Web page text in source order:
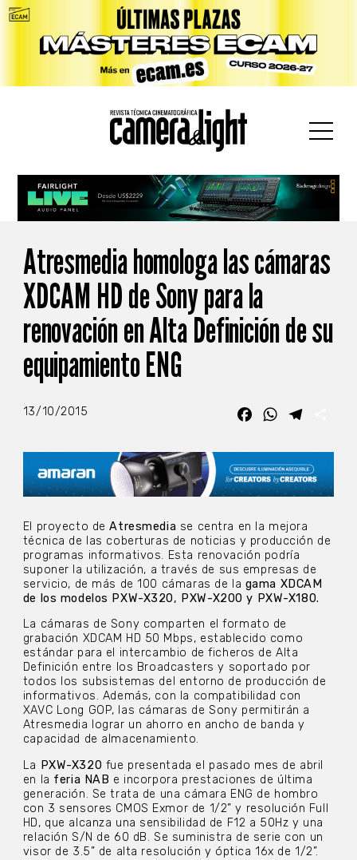
Atresmedia homologa las cámaras
XDCAM HD de Sony para la
renovación en Alta Definición de su
equipamiento ENG
13/10/2015 FacebookWhatsApp
El proyecto deAtresmedia se centra en la mejora
técnica de las coberturas de noticias y producción de
programas informativos. Esta renovación podría
suponer la utilización, a través de sus empresas de
servicio, de más de 100 cámaras de la gama XDCAM
de los modelos PXW-X320, PXW-X200 y PXW-X180.
La cámaras de Sony comparten el formato de
grabación XDCAM HD 50 Mbps, establecido como
estándar para el intercambio de ficheros de Alta
Definición entre los Broadcasters y soportado por
todos los subsistemas del entorno de producción de
informativos. Además, con la compatibilidad con
XAVC Long GOP, las cámaras de Sony permitirán a
Atresmedia lograr un ahorro en ancho de banda y
capacidad de almacenamiento.
La PXW-X320 fue presentada el pasado mes de abril
en la feria NAB e incorpora prestaciones de última
generación. Se trata de una cámara ENG de hombro
con 3 sensores CMOS Exmor de 1/2” y resolución Full
HD, que alcanza una sensibilidad de F12 a 50Hz y una
relación S/N de 60 dB. Se suministra de serie con un
visor de 3.5” de alta resolución y óptica 16x de 1/2”.